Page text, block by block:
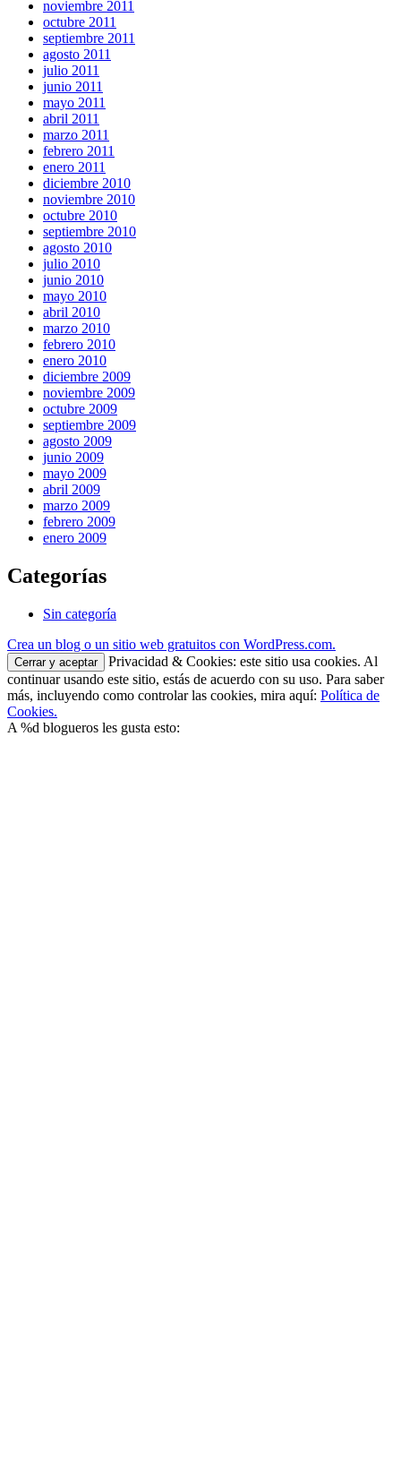
noviembre 2011
octubre 2011
septiembre 2011
agosto 2011
julio 2011
junio 2011
mayo 2011
abril 2011
marzo 2011
febrero 2011
enero 2011
diciembre 2010
noviembre 2010
octubre 2010
septiembre 2010
agosto 2010
julio 2010
junio 2010
mayo 2010
abril 2010
marzo 2010
febrero 2010
enero 2010
diciembre 2009
noviembre 2009
octubre 2009
septiembre 2009
agosto 2009
junio 2009
mayo 2009
abril 2009
marzo 2009
febrero 2009
enero 2009
Categorías
Sin categoría
Crea un blog o un sitio web gratuitos con WordPress.com.
Privacidad & Cookies: este sitio usa cookies. Al
continuar usando este sitio, estás de acuerdo con su uso. Para saber
más, incluyendo como controlar las cookies, mira aquí: Política de
Cookies.
A %d blogueros les gusta esto: